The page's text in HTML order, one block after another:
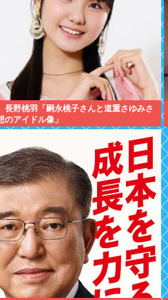
長野桃羽「嗣永桃子さんと道重さゆみさ
のアイドル像」